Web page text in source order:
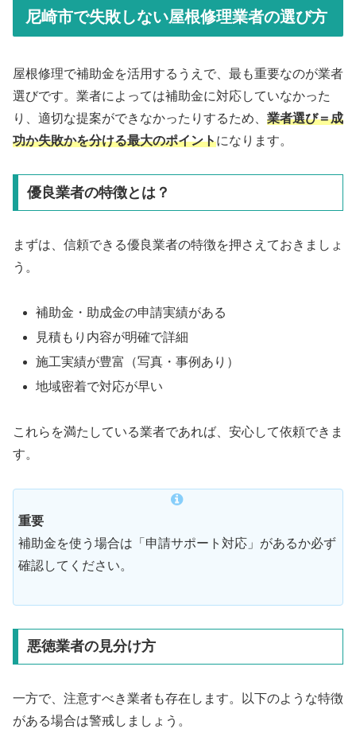
尼崎市で失敗しない屋根修理業者の選び方
屋根修理で補助金を活用するうえで、最も重要なのが業者
選びです。業者によっては補助金に対応していなかった
り、適切な提案ができなかったりするため、 業者選び＝成
功か失敗かを分ける最大のポイントになります。
優良業者の特徴とは？
まずは、信頼できる優良業者の特徴を押さえておきましょ
う。
補助金・助成金の申請実績がある
見積もり内容が明確で詳細
施工実績が豊富（写真・事例あり）
地域密着で対応が早い
これらを満たしている業者であれば、安心して依頼できま
す。
重要
補助金を使う場合は「申請サポート対応」があるか必ず
確認してください。
悪徳業者の見分け方
一方で、注意すべき業者も存在します。以下のような特徴
がある場合は警戒しましょう。